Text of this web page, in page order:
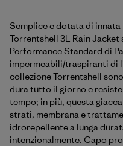
Semplice e dotata di
Torrentshell 3L Rain
Performance Standard di
impermeabili/traspiranti di
collezione Torrentshell
dura tutto il giorno e
tempo; in più, questa
strati, membrana e
idrorepellente a lunga
intenzionalmente. Capo